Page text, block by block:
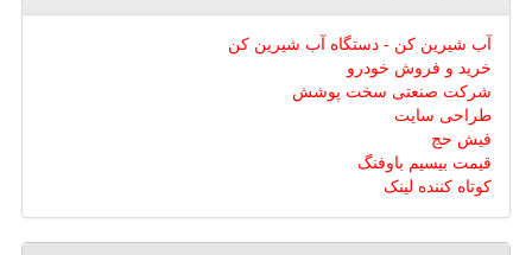
آب شیرین کن - دستگاه آب شیرین کن
خرید و فروش خودرو
شرکت صنعتی سخت پوشش
طراحی سایت
فیش حج
قیمت بیسیم باوفنگ
کوتاه کننده لینک